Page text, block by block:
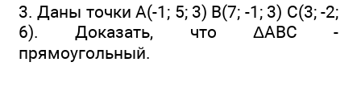
3. Даны точки А(-1; 5; 3) В(7; -1; 3) С(3; -2;
6). Доказать, что ΔАВС -
прямоугольный.